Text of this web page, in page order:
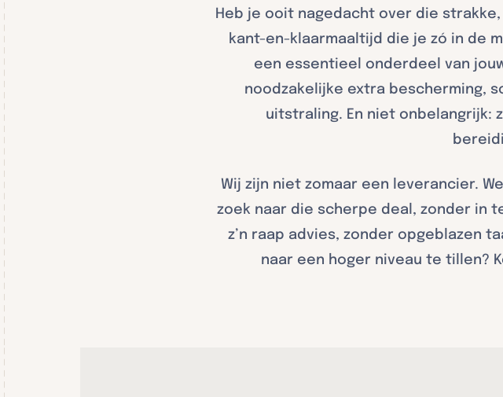
Heb je ooit nagedacht over die
kant-en-klaarmaaltijd die je zó in de
een essentieel onderdeel van
noodzakelijke extra bescherming,
uitstraling. En niet onbelangrijk:
Wij zijn niet zomaar een leverancier.
zoek naar die scherpe deal, zonder in
z’n raap advies, zonder opgeblazen
naar een hoger niveau te tillen?